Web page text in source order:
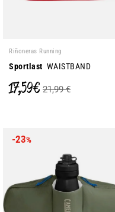
Riñoneras Running
Sportlast WAISTBAND
17,59 € 21,99 €
-23%